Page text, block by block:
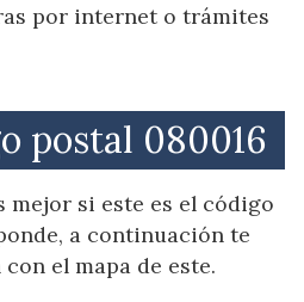
por internet o trámites
postal 080016
mejor si este es el código
a continuación te
el mapa de este.